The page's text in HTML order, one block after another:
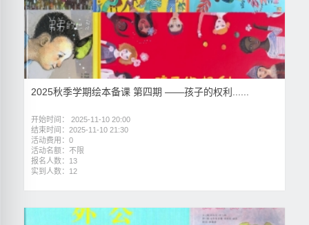
2025秋季学期绘本备课 第四期 ——孩子的权利......
开始时间： 2025-11-10 20:00
结束时间：2025-11-10 21:30
活动费用：0
活动名额：不限
报名人数：13
实到人数：12